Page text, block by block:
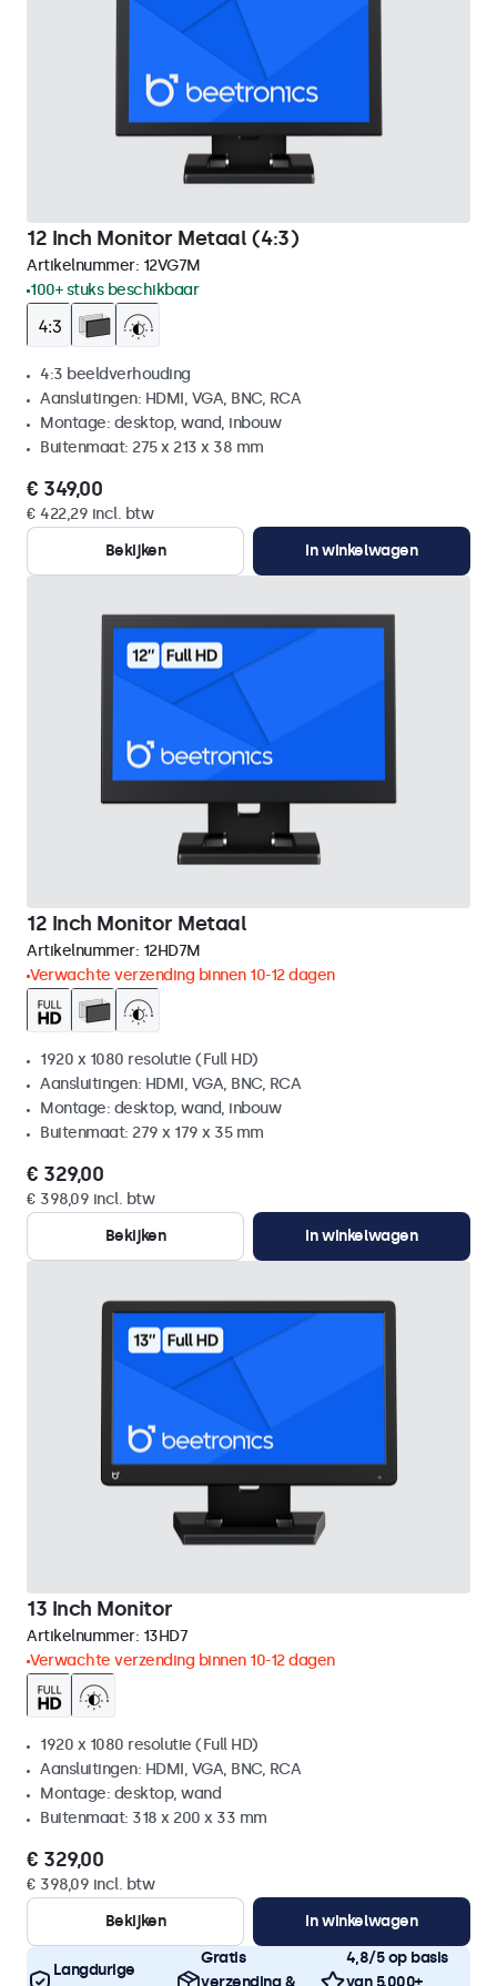
12 Inch Monitor Metaal (4:3)
Artikelnummer: 12VG7M
100+ stuks beschikbaar
4:3 beeldverhouding
Aansluitingen: HDMI, VGA, BNC, RCA
Montage: desktop, wand, inbouw
Buitenmaat: 275 x 213 x 38 mm
€ 349,00
€ 422,29 incl. btw
Bekijken
In winkelwagen
12 Inch Monitor Metaal
Artikelnummer: 12HD7M
Verwachte verzending binnen 10-12 dagen
1920 x 1080 resolutie (Full HD)
Aansluitingen: HDMI, VGA, BNC, RCA
Montage: desktop, wand, inbouw
Buitenmaat: 279 x 179 x 35 mm
€ 329,00
€ 398,09 incl. btw
Bekijken
In winkelwagen
13 Inch Monitor
Artikelnummer: 13HD7
Verwachte verzending binnen 10-12 dagen
1920 x 1080 resolutie (Full HD)
Aansluitingen: HDMI, VGA, BNC, RCA
Montage: desktop, wand
Buitenmaat: 318 x 200 x 33 mm
€ 329,00
€ 398,09 incl. btw
Bekijken
In winkelwagen
Langdurige
Gratis
verzending &
4,8/5 op basis
van 5.000+